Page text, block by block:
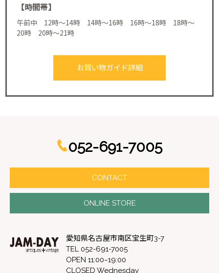
【時間帯】
午前中 12時～14時 14時～16時 16時～18時 18時～
20時 20時～21時
お買い物ガイド詳細
052-691-7005
CONTACT
ONLINE STORE
愛知県名古屋市南区宝生町3-7
TEL 052-691-7005
OPEN 11:00~19:00
CLOSED Wednesday